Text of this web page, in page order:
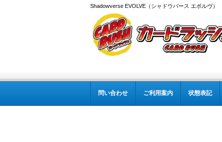
Shadowverse EVOLVE（シャドウバース エボルヴ
問い合わせ ご利用案内 状態表記